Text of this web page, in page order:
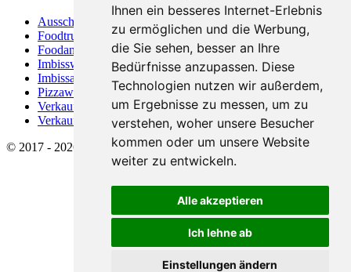
Ihnen ein besseres Internet-Erlebnis
zu ermöglichen und die Werbung,
die Sie sehen, besser an Ihre
Bedürfnisse anzupassen. Diese
Technologien nutzen wir außerdem,
um Ergebnisse zu messen, um zu
verstehen, woher unsere Besucher
kommen oder um unsere Website
weiter zu entwickeln.
Alle akzeptieren
Ich lehne ab
Einstellungen ändern
Ausschankwagen (Bierwagen)
Foodtruck
Foodanhänger, Foodtrailer
Imbisswagen
Imbissanhänger
Pizzawagen
Verkaufswagen
Verkaufsanhänger
© 2017 - 2026 Shopunits GmbH - Alle Rechte vorbehalten.